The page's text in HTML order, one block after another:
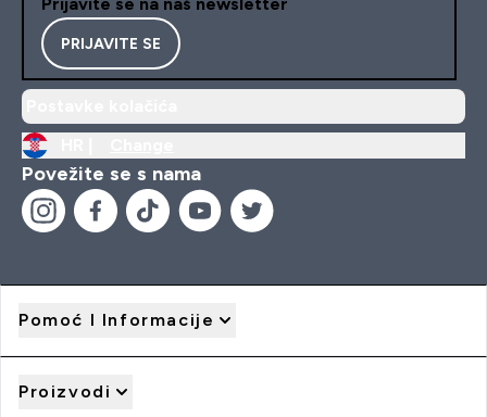
PRIJAVITE SE
Povežite se s nama
Pomoć I Informacije
Proizvodi